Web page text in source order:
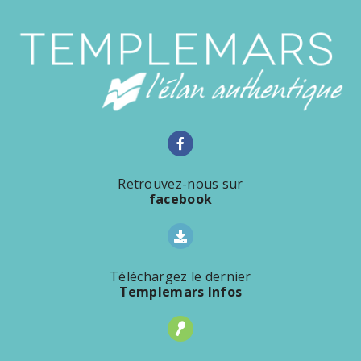
Retrouvez-nous sur
facebook
Téléchargez le dernier
Templemars Infos